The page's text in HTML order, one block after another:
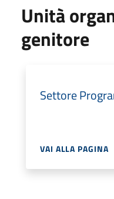
Unità
genitore
Settore
VAI ALLA PAGINA